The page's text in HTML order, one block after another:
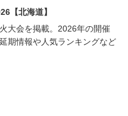
【北海道】
大会を掲載。2026年の開催
期情報や人気ランキングなど